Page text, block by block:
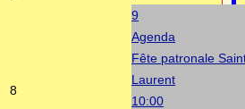
8
9
Agenda
Fête patronale
Laurent
10:00